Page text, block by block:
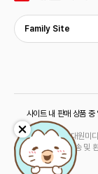
Family Site
사이트 내 판매 상품 중
해당 상품의 경우 대원미
주문, 배송 및